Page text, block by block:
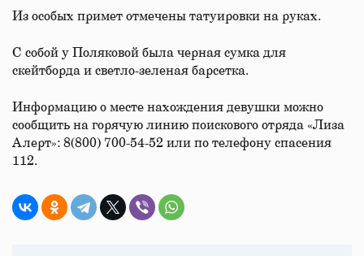
Из особых примет отмечены татуировки на руках.
С собой у Поляковой была черная сумка для
скейтборда и светло-зеленая барсетка.
Информацию о месте нахождения девушки можно
сообщить на горячую линию поискового отряда «Лиза
Алерт»: 8(800) 700-54-52 или по телефону спасения
112.